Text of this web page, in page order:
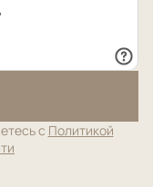
с Политикой